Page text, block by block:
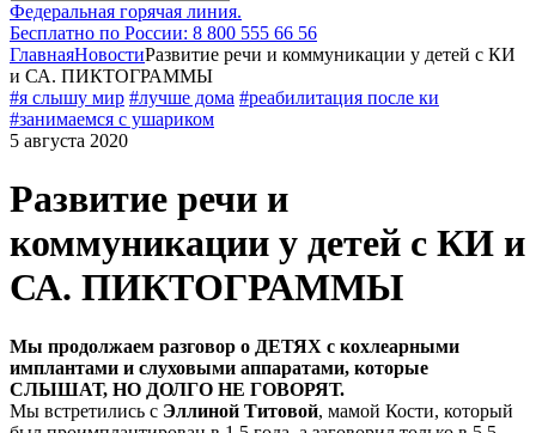
Федеральная горячая линия.
Бесплатно по России: 8 800 555 66 56
ГлавнаяНовостиРазвитие речи и коммуникации у детей с КИ
и СА. ПИКТОГРАММЫ
#я слышу мир #лучше дома #реабилитация после ки
#занимаемся с ушариком
5 августа 2020
Развитие речи и
коммуникации у детей с КИ и
СА. ПИКТОГРАММЫ
Мы продолжаем разговор о ДЕТЯХ с кохлеарными
имплантами и слуховыми аппаратами, которые
СЛЫШАТ, НО ДОЛГО НЕ ГОВОРЯТ.
Мы встретились с Эллиной Титовой, мамой Кости, который